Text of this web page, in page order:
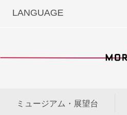
LANGUAGE
ミュージアム・展望台